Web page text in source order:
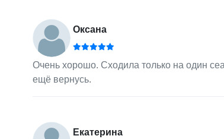
Оксана
Очень хорошо. Сходила только на один
ещё вернусь.
Екатерина